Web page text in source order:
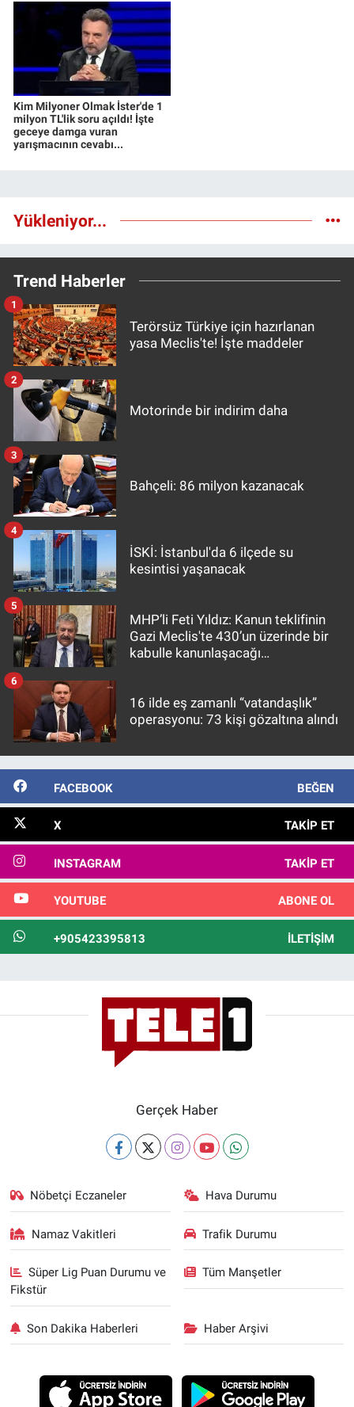
Kim Milyoner Olmak İster'de 1
milyon TL'lik soru açıldı! İşte
geceye damga vuran
yarışmacının cevabı...
Yükleniyor...
Trend Haberler
Terörsüz Türkiye için hazırlanan
yasa Meclis'te! İşte maddeler
1
Motorinde bir indirim daha
2
Bahçeli: 86 milyon kazanacak
3
İSKİ: İstanbul'da 6 ilçede su
kesintisi yaşanacak
4
MHP’li Feti Yıldız: Kanun teklifinin
Gazi Meclis'te 430’un üzerinde bir
kabulle kanunlaşacağı
5
16 ilde eş zamanlı “vatandaşlık”
operasyonu: 73 kişi gözaltına alındı
6
FACEBOOK BEĞEN
X TAKIP ET
INSTAGRAM TAKIP ET
YOUTUBE ABONE OL
+905423395813 İLETIŞIM
Gerçek Haber
Nöbetçi Eczaneler Hava Durumu
Namaz Vakitleri Trafik Durumu
Süper Lig Puan Durumu ve
Fikstür
Tüm Manşetler
Son Dakika Haberleri Haber Arşivi